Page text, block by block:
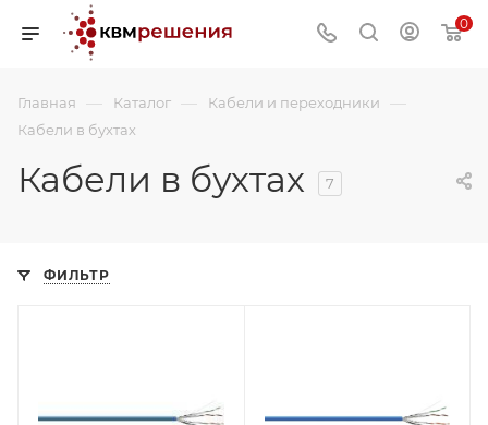
0
Главная — Каталог — Кабели и переходники —
Кабели в бухтах
Кабели в бухтах 7
ФИЛЬТР